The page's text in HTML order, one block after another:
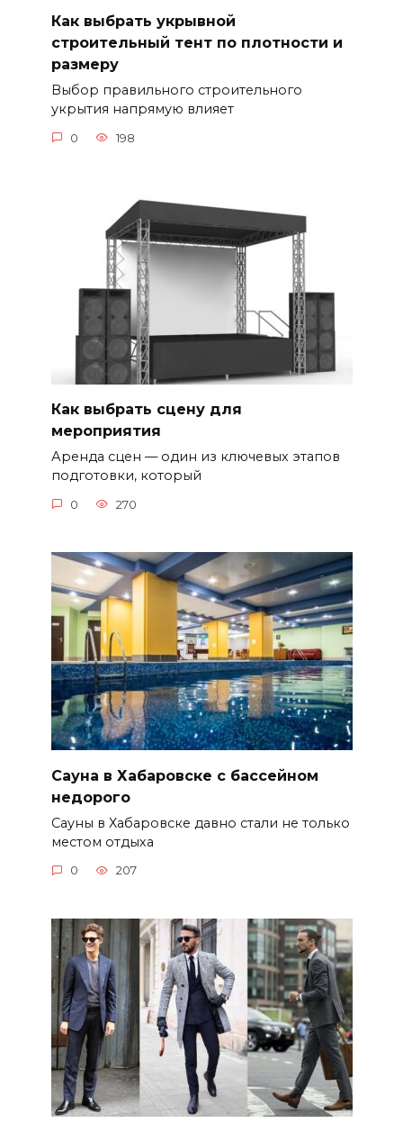
Как выбрать укрывной
строительный тент по плотности и
размеру
Выбор правильного строительного
укрытия напрямую влияет
0 198
Как выбрать сцену для
мероприятия
Аренда сцен — один из ключевых этапов
подготовки, который
0 270
Сауна в Хабаровске с бассейном
недорого
Сауны в Хабаровске давно стали не только
местом отдыха
0 207